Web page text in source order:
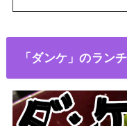
「ダンケ」のラン